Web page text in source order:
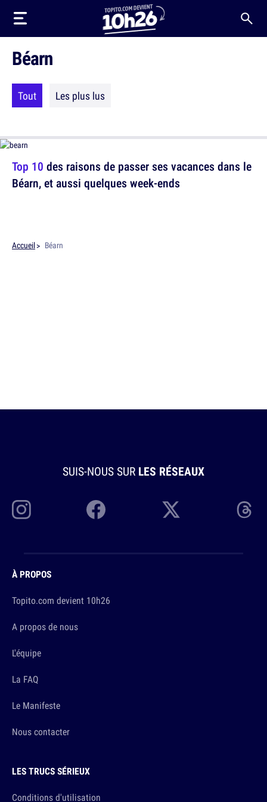
Béarn
Tout Les plus lus
Top 10 des raisons de passer ses vacances dans le
Béarn, et aussi quelques week-ends
Accueil Béarn
SUIS-NOUS SUR LES RÉSEAUX
À PROPOS
Topito.com devient 10h26
A propos de nous
L'équipe
La FAQ
Le Manifeste
Nous contacter
LES TRUCS SÉRIEUX
Conditions d'utilisation